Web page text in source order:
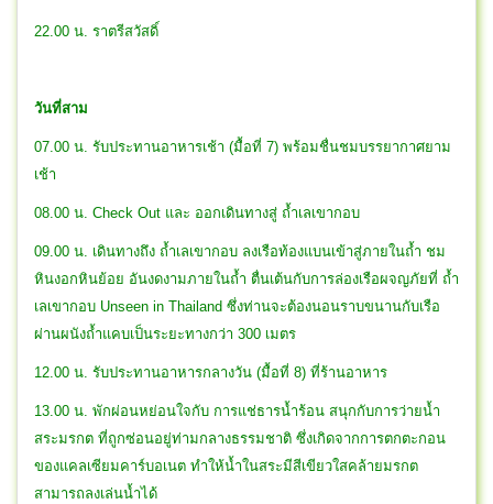
22.00 น. ราตรีสวัสดิ์
วันที่สาม
07.00 น. รับประทานอาหารเช้า (มื้อที่ 7) พร้อมชื่นชมบรรยากาศยาม
เช้า
08.00 น. Check Out และ ออกเดินทางสู่ ถ้ำเลเขากอบ
09.00 น. เดินทางถึง ถ้ำเลเขากอบ ลงเรือท้องแบนเข้าสู่ภายในถ้ำ ชม
หินงอกหินย้อย อันงดงามภายในถ้ำ ตื่นเต้นกับการล่องเรือผจญภัยที่ ถ้ำ
เลเขากอบ Unseen in Thailand ซึ่งท่านจะต้องนอนราบขนานกับเรือ
ผ่านผนังถ้ำแคบเป็นระยะทางกว่า 300 เมตร
12.00 น. รับประทานอาหารกลางวัน (มื้อที่ 8) ที่ร้านอาหาร
13.00 น. พักผ่อนหย่อนใจกับ การแช่ธารน้ำร้อน สนุกกับการว่ายน้ำ
สระมรกต ที่ถูกซ่อนอยู่ท่ามกลางธรรมชาติ ซึ่งเกิดจากการตกตะกอน
ของแคลเซียมคาร์บอเนต ทำให้น้ำในสระมีสีเขียวใสคล้ายมรกต
สามารถลงเล่นน้ำได้